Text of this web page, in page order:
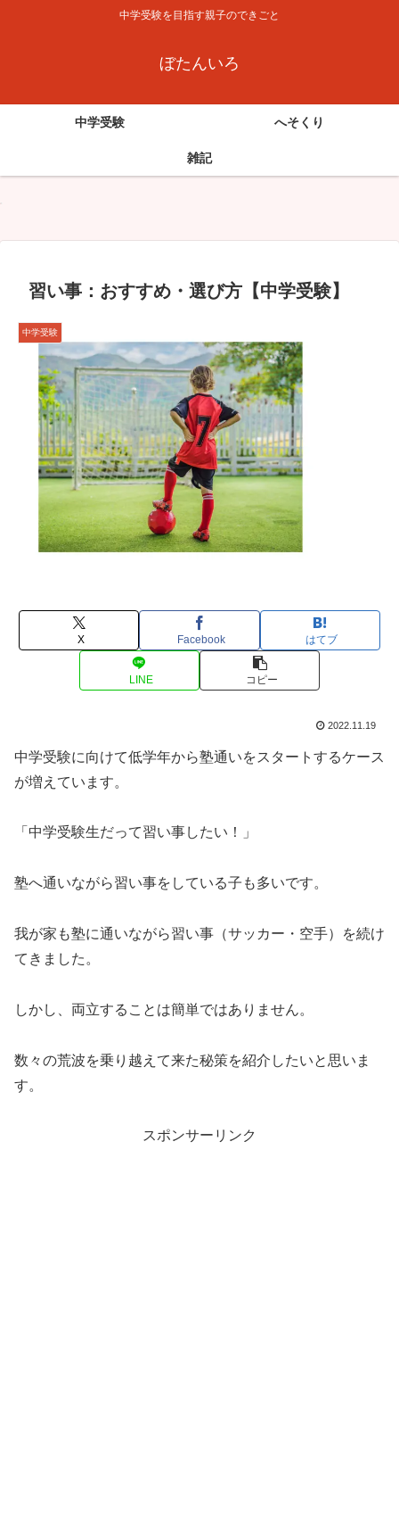
中学受験を目指す親子のできごと
ぼたんいろ
中学受験 へそくり
雑記
習い事：おすすめ・選び方【中学受験】
中学受験
X Facebook はてブ
LINE コピー
2022.11.19
中学受験に向けて低学年から塾通いをスタートするケース
が増えています。
「中学受験生だって習い事したい！」
塾へ通いながら習い事をしている子も多いです。
我が家も塾に通いながら習い事（サッカー・空手）を続け
てきました。
しかし、両立することは簡単ではありません。
数々の荒波を乗り越えて来た秘策を紹介したいと思いま
す。
スポンサーリンク